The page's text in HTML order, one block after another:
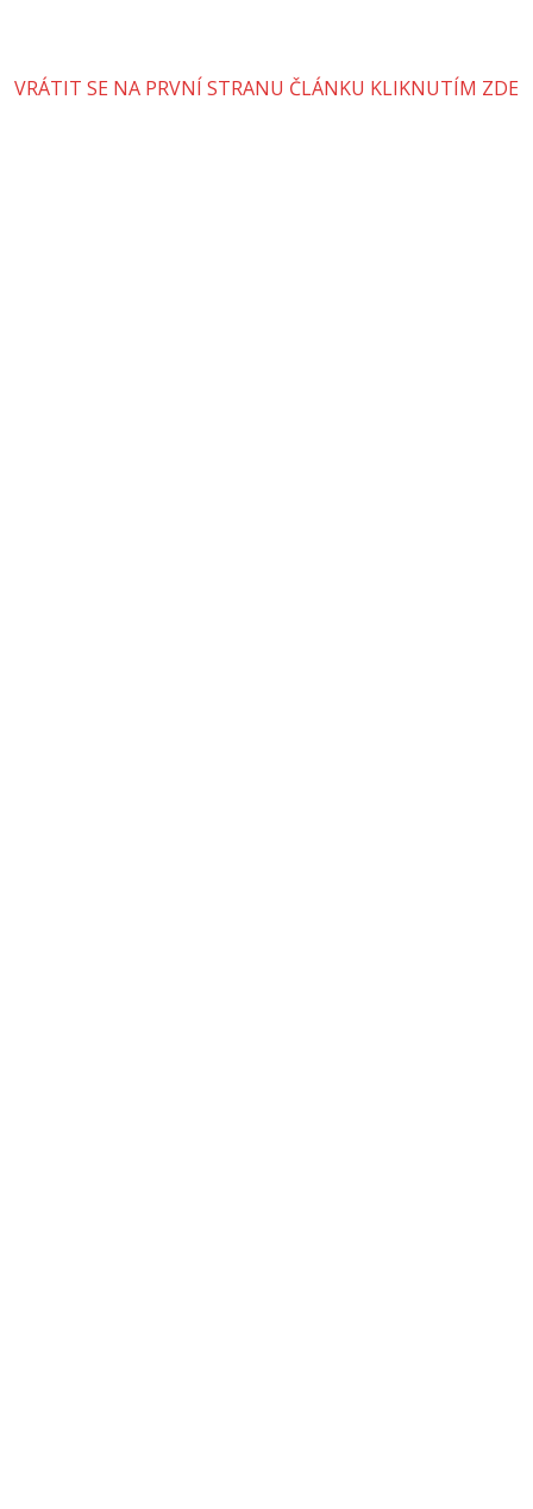
VRÁTIT SE NA PRVNÍ STRANU ČLÁNKU KLIKNUTÍM ZDE